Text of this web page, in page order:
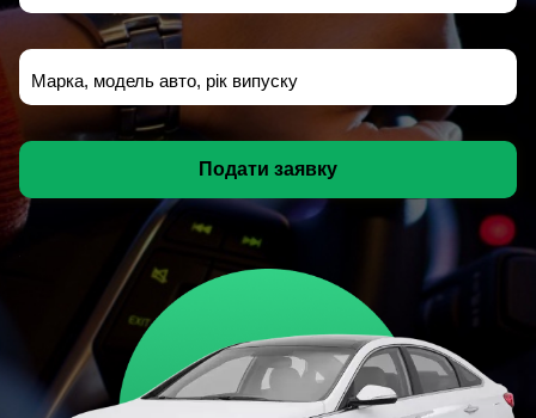
Марка, модель авто, рік випуску
Подати заявку